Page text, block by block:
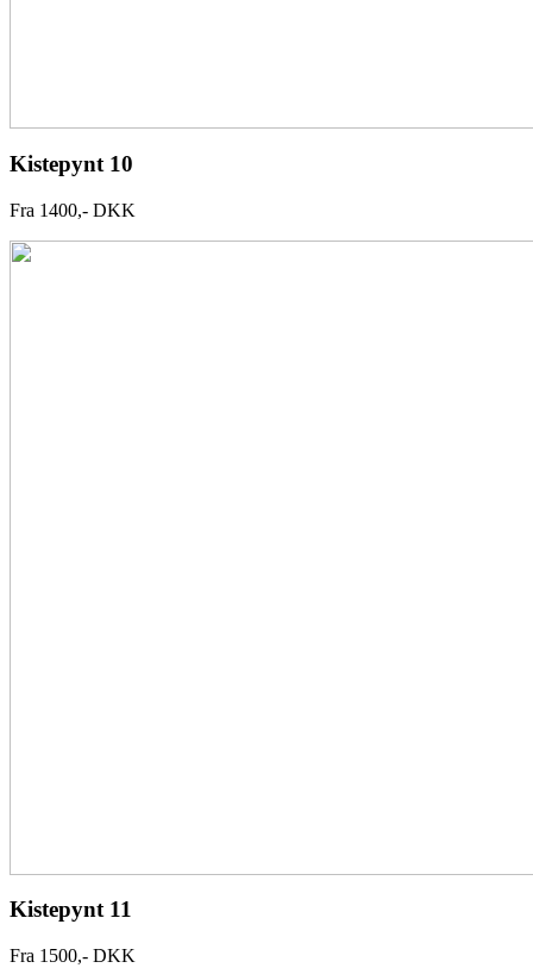
Kistepynt 10
Fra 1400,- DKK
Kistepynt 11
Fra 1500,- DKK